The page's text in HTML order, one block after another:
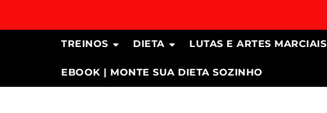
TREINOS DIETA LUTAS E ARTES MARCIAIS
EBOOK | MONTE SUA DIETA SOZINHO